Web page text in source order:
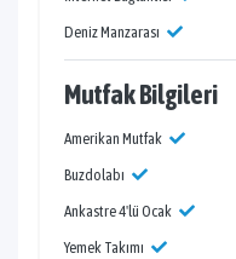
Deniz Manzarası
Mutfak Bilgileri
Amerikan Mutfak
Buzdolabı
Ankastre 4'lü Ocak
Yemek Takımı